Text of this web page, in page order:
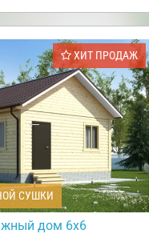
ХИТ ПРОДАЖ
СУШКИ
дом 6х6